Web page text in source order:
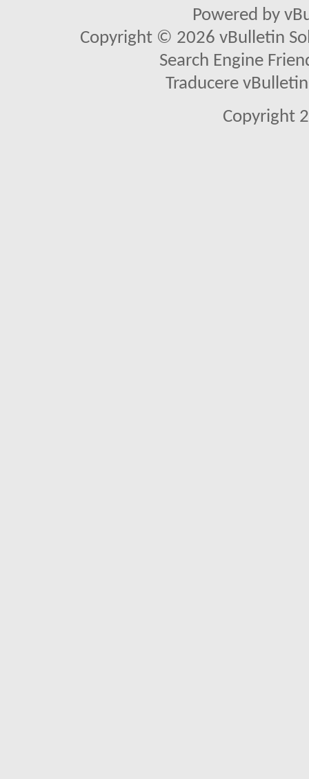
Powered by
Copyright © 2026 vBulletin
Search Engine
Traducere
Copyright